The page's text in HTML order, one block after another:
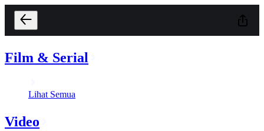
Film & Serial
Lihat Semua
Video